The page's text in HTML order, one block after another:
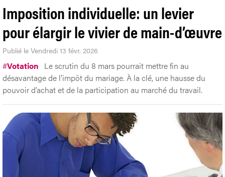
Imposition individuelle: un levier
pour élargir le vivier de main-d’œuvre
Publié le Vendredi 13 févr. 2026
#Votation Le scrutin du 8 mars pourrait mettre fin au
désavantage de l’impôt du mariage. À la clé, une hausse du
pouvoir d’achat et de la participation au marché du travail.